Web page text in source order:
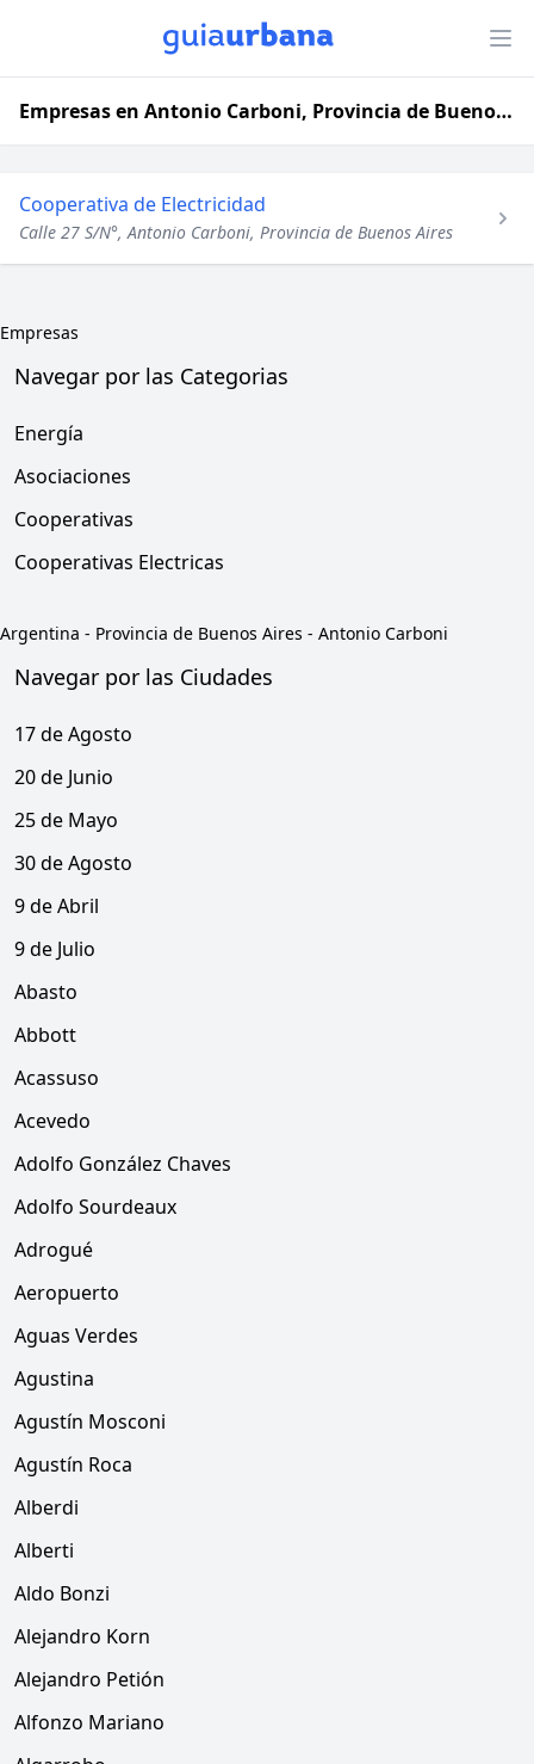
Empresas en Antonio Carboni, Provincia de Buenos Aires
Cooperativa de Electricidad
Calle 27 S/N°, Antonio Carboni, Provincia de Buenos Aires
Empresas
Navegar por las Categorias
Energía
Asociaciones
Cooperativas
Cooperativas Electricas
Argentina - Provincia de Buenos Aires - Antonio Carboni
Navegar por las Ciudades
17 de Agosto
20 de Junio
25 de Mayo
30 de Agosto
9 de Abril
9 de Julio
Abasto
Abbott
Acassuso
Acevedo
Adolfo González Chaves
Adolfo Sourdeaux
Adrogué
Aeropuerto
Aguas Verdes
Agustina
Agustín Mosconi
Agustín Roca
Alberdi
Alberti
Aldo Bonzi
Alejandro Korn
Alejandro Petión
Alfonzo Mariano